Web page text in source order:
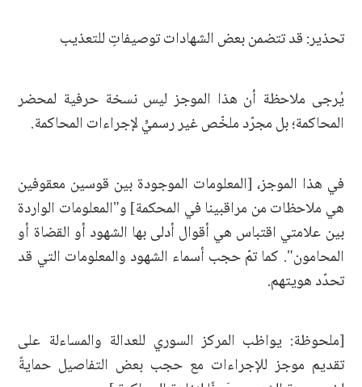
تحذير: قد تتضمن بعض الشهادات توصيفاتٍ للتعذيب
يُرجى ملاحظة أن هذا الموجز ليس نسخة حرفية لمحضر
المحاكمة؛ بل مجرّد ملخّص غير رسميٍّ لإجراءات المحاكمة.
في هذا الموجز، [المعلومات الموجودة بين قوسين معقوفين
هي ملاحظات من مراقبينا في المحكمة] و"المعلومات الواردة
بين علامتي اقتباس هي أقوال أدلى بها الشهود أو القضاة أو
المحامون". كما تمّ حجب أسماء الشهود والمعلومات التي قد
تحدّد هويتهم.
[ملحوظة: يواظب المركز السوري للعدالة والمساءلة على
تقديم موجز للإجراءات مع حجب بعض التفاصيل حمايةً